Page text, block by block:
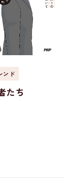
ンド
たち